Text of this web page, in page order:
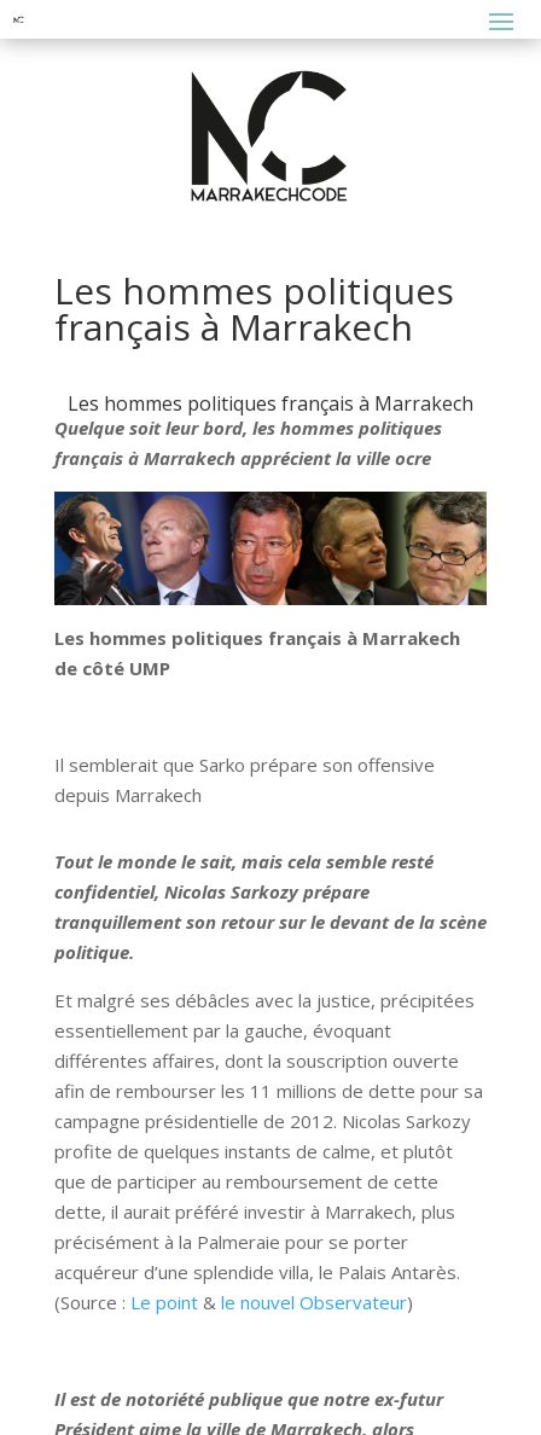
Les hommes politiques
français à Marrakech
Les hommes politiques français à Marrakech
Quelque soit leur bord, les hommes politiques
français à Marrakech apprécient la ville ocre
Les hommes politiques français à Marrakech
de côté UMP
Il semblerait que Sarko prépare son offensive
depuis Marrakech
Tout le monde le sait, mais cela semble resté
confidentiel, Nicolas Sarkozy prépare
tranquillement son retour sur le devant de la scène
politique.
Et malgré ses débâcles avec la justice, précipitées
essentiellement par la gauche, évoquant
différentes affaires, dont la souscription ouverte
afin de rembourser les 11 millions de dette pour sa
campagne présidentielle de 2012. Nicolas Sarkozy
profite de quelques instants de calme, et plutôt
que de participer au remboursement de cette
dette, il aurait préféré investir à Marrakech, plus
précisément à la Palmeraie pour se porter
acquéreur d’une splendide villa, le Palais Antarès.
(Source : Le point&le nouvel Observateur)
Il est de notoriété publique que notre ex-futur
Président aime la ville de Marrakech, alors